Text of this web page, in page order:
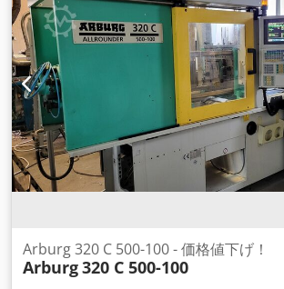
Arburg 320 C 500-100 - 価格値下げ！
Arburg320 C 500-100